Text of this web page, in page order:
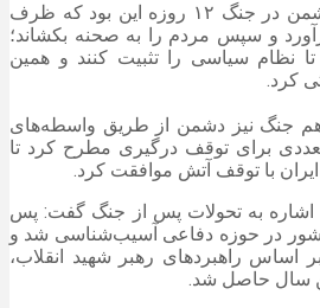
عارف ادامه داد: راهبرد دشمن در جنگ ۱۲ روزه این بود که ظرف
و سپس مردم را به صحنه بکشاند؛
تا نظام سیاسی را تثبیت کنند و همین
کرد.
جنگ نیز دشمن از طریق واسطه‌های
برای توقف درگیری مطرح کرد تا
با توقف آتش موافقت کرد.
اشاره به تحولات پس از جنگ گفت: پس
در حوزه دفاعی آسیب‌شناسی شد و
اساس راهبردهای رهبر شهید انقلاب،
سال حاصل شد.